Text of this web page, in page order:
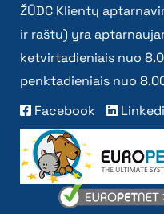
ŽŪDC Klientų
ir raštu) yra
ketvirtadieniais nuo
penktadieniais nuo
Facebook